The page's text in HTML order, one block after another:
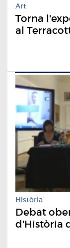
Art
Torna
al
Història
Debat
d'Història